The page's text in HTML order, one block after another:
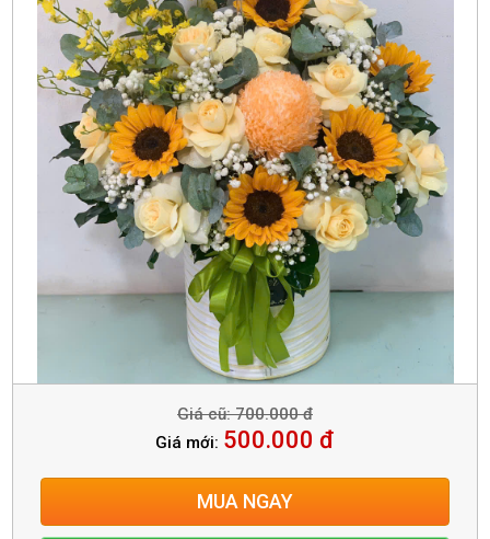
Giá cũ: 700.000 đ
Giá mới: 500.000 đ
MUA NGAY